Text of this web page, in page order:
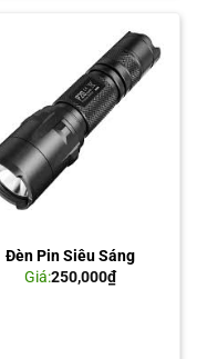
Đèn Pin Siêu Sáng
Giá:250,000₫